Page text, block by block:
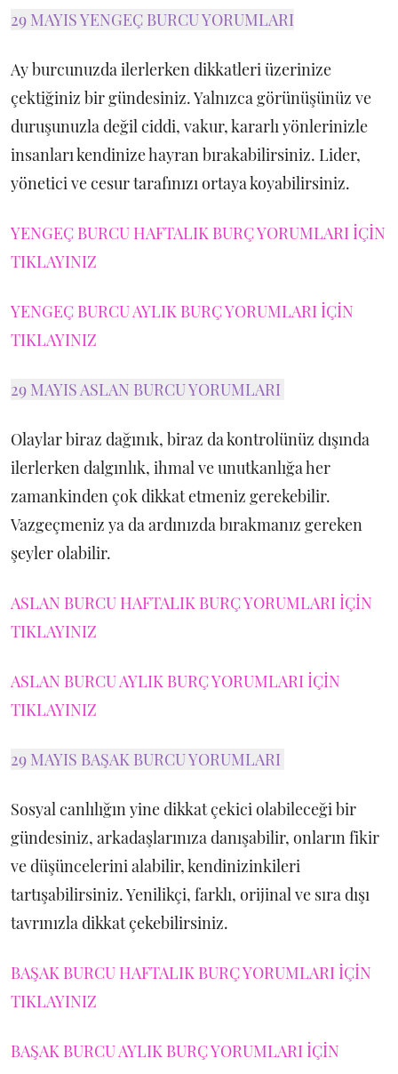
29 MAYIS YENGEÇ BURCU YORUMLARI
Ay burcunuzda ilerlerken dikkatleri üzerinize
çektiğiniz bir gündesiniz. Yalnızca görünüşünüz ve
duruşunuzla değil ciddi, vakur, kararlı yönlerinizle
insanları kendinize hayran bırakabilirsiniz. Lider,
yönetici ve cesur tarafınızı ortaya koyabilirsiniz.
YENGEÇ BURCU HAFTALIK BURÇ YORUMLARI İÇİN
TIKLAYINIZ
YENGEÇ BURCU AYLIK BURÇ YORUMLARI İÇİN
TIKLAYINIZ
29 MAYIS ASLAN BURCU YORUMLARI
Olaylar biraz dağınık, biraz da kontrolünüz dışında
ilerlerken dalgınlık, ihmal ve unutkanlığa her
zamankinden çok dikkat etmeniz gerekebilir.
Vazgeçmeniz ya da ardınızda bırakmanız gereken
şeyler olabilir.
ASLAN BURCU HAFTALIK BURÇ YORUMLARI İÇİN
TIKLAYINIZ
ASLAN BURCU AYLIK BURÇ YORUMLARI İÇİN
TIKLAYINIZ
29 MAYIS BAŞAK BURCU YORUMLARI
Sosyal canlılığın yine dikkat çekici olabileceği bir
gündesiniz, arkadaşlarınıza danışabilir, onların fikir
ve düşüncelerini alabilir, kendinizinkileri
tartışabilirsiniz. Yenilikçi, farklı, orijinal ve sıra dışı
tavrınızla dikkat çekebilirsiniz.
BAŞAK BURCU HAFTALIK BURÇ YORUMLARI İÇİN
TIKLAYINIZ
BAŞAK BURCU AYLIK BURÇ YORUMLARI İÇİN